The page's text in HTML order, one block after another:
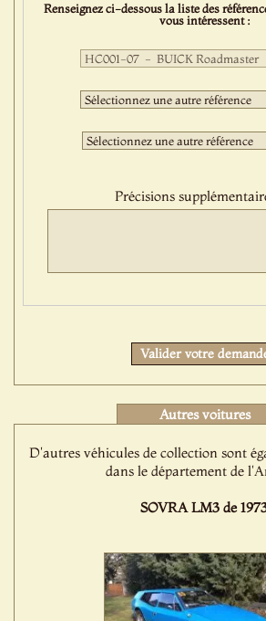
Renseignez ci-dessous la liste des
vous intéressent :
Première
sélection
:Deuxième
sélection
:Troisième
sélection
Précisions
Valider votre
Autres voitures
D'autres véhicules de collection sont
dans le département de
SOVRA LM3 de